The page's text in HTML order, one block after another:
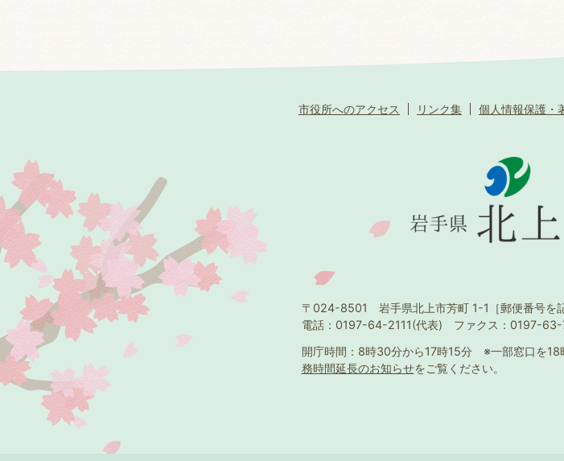
市役所へのアクセス リンク集 個人情報保護・
〒024-8501 岩手県北上市芳町 1-1 ［郵便番号を
電話：0197-64-2111(代表) ファクス：0197-
開庁時間：8時30分から17時15分 ※一部窓口を18
務時間延長のお知らせをご覧ください。